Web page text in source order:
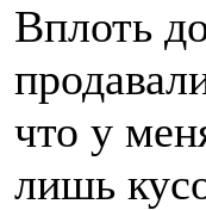
Вплоть
что у
лишь